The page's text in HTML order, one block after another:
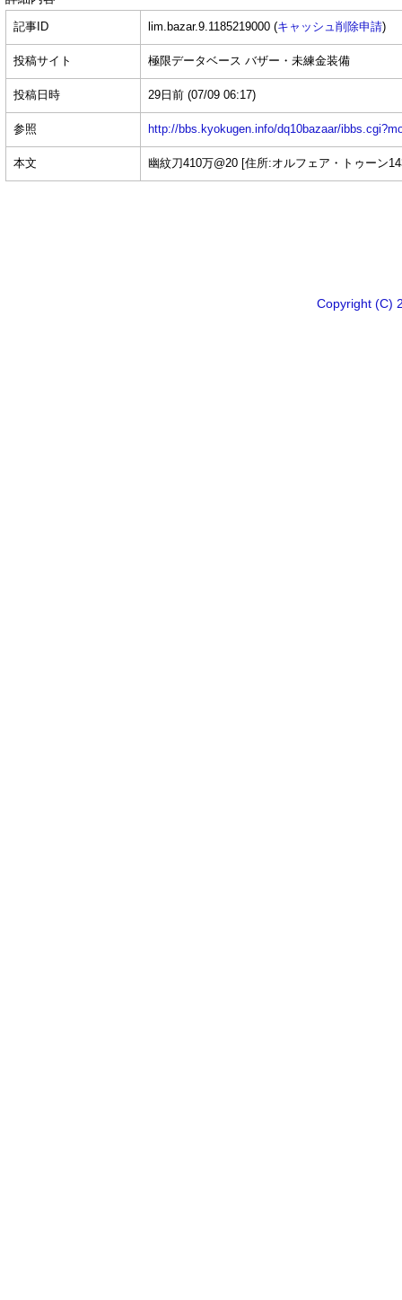
記事ID lim.bazar.9.1185219000 (キャッシュ削除申請)
投稿サイト 極限データベース バザー・未練金装備
投稿日時 29日前 (07/09 06:17)
参照 http://bbs.kyokugen.info/dq10bazaar/
本文 幽紋刀410万@20 [住所:オルフェア・トゥーン
Copyright (C)